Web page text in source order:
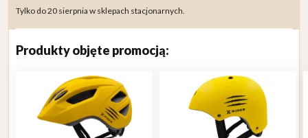
Tylko do 20 sierpnia w sklepach stacjonarnych.
Produkty objęte promocją: